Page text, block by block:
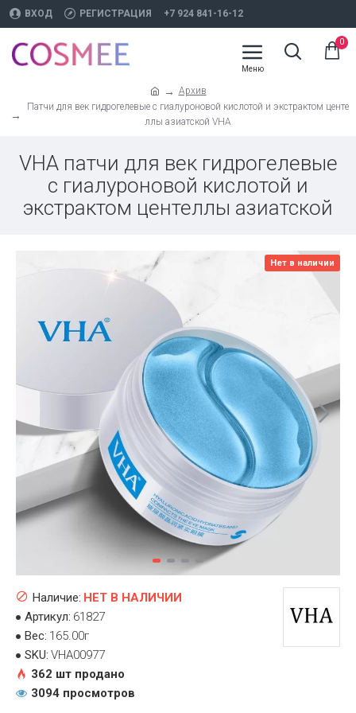
ВХОД РЕГИСТРАЦИЯ +7 924 841-16-12
0
Архив
Патчи для век гидрогелевые с гиалуроновой кислотой и экстрактом центе
ллы азиатской VHA
VHA патчи для век гидрогелевые
с гиалуроновой кислотой и
экстрактом центеллы азиатской
Нет в наличии
Наличие: НЕТ В НАЛИЧИИ
Артикул: 61827
Вес: 165.00г
SKU: VHA00977
362 шт продано
3094 просмотров